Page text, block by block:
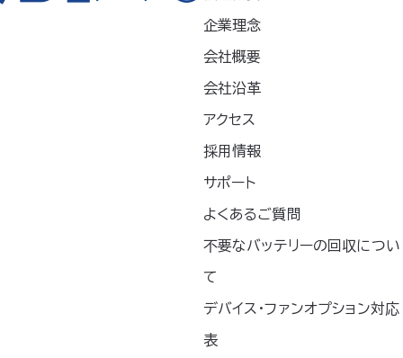
企業理念
会社概要
会社沿革
アクセス
採用情報
サポート
よくあるご質問
不要なバッテリーの回収につい
て
デバイス・ファンオプション対応
表
アの色と表示色は若干異なります。ご了承くだ
3L
170-188